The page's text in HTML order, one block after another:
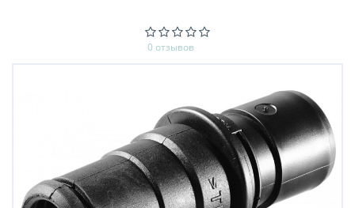
0 отзывов